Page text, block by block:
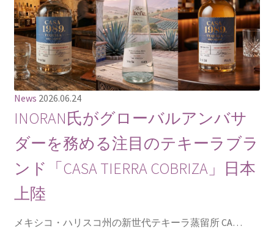
News 2026.06.24
INORAN氏がグローバルアンバサ
ダーを務める注目のテキーラブラ
ンド「CASA TIERRA COBRIZA」日本
上陸
メキシコ・ハリスコ州の新世代テキーラ蒸留所 CA…